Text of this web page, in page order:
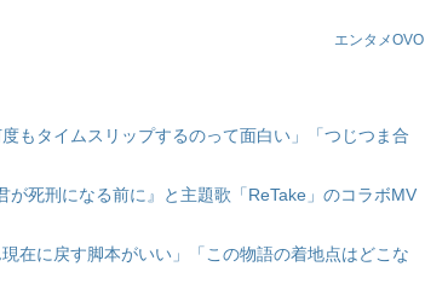
エンタメOVO
もタイムスリップするのって面白い」「つじつま合
死刑になる前に』と主題歌「ReTake」のコラボMV
在に戻す脚本がいい」「この物語の着地点はどこな